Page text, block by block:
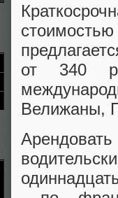
от 340
Велижаны,